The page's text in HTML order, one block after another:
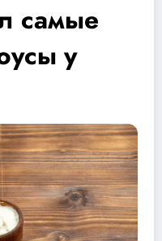
самые
у